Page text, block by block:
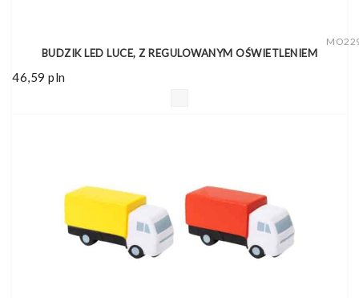
BUDZIK LED LUCE, Z REGULOWANYM OŚWIETLENIEM
46,59 pln